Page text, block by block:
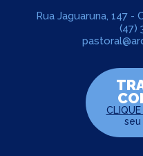
Rua Jaguaruna, 147 -
(47)
CLIQUE
seu